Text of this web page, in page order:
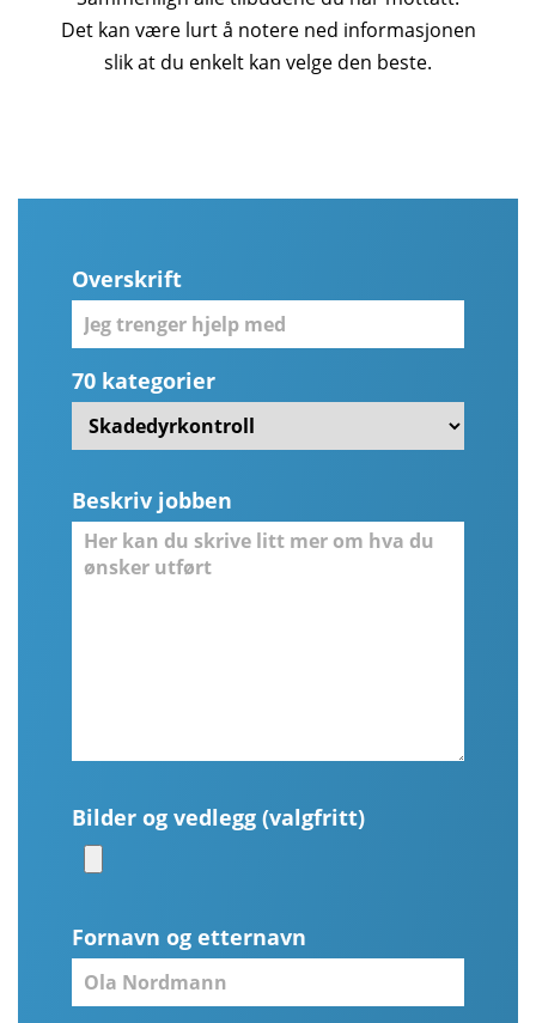
Det kan være lurt å notere ned informasjonen
slik at du enkelt kan velge den beste.
Overskrift
70 kategorier
Beskriv jobben
Bilder og vedlegg (valgfritt)
Fornavn og etternavn